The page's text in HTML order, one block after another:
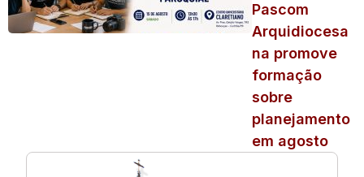
Pascom
Arquidiocesa
na promove
formação
sobre
planejamento
em agosto